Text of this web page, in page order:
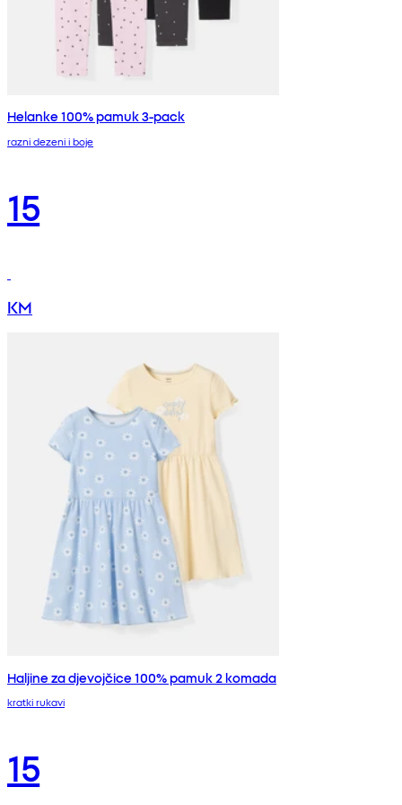
Helanke 100% pamuk 3-pack
razni dezeni i boje
15
KM
Haljine za djevojčice 100% pamuk 2 komada
kratki rukavi
15